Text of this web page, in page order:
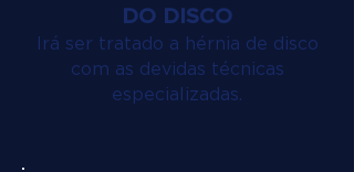
DO DISCO
Irá ser tratado a hérnia de disco
com as devidas técnicas
especializadas.